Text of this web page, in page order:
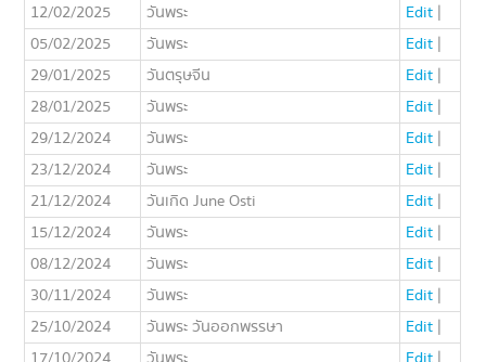
12/02/2025
วันพระ Edit |
05/02/2025
วันพระ Edit |
29/01/2025
วันตรุษจีน Edit |
28/01/2025
วันพระ Edit |
29/12/2024
วันพระ Edit |
23/12/2024
วันพระ Edit |
21/12/2024
วันเกิด June Osti Edit |
15/12/2024
วันพระ Edit |
08/12/2024
วันพระ Edit |
30/11/2024
วันพระ Edit |
25/10/2024
วันพระ วันออกพรรษา Edit |